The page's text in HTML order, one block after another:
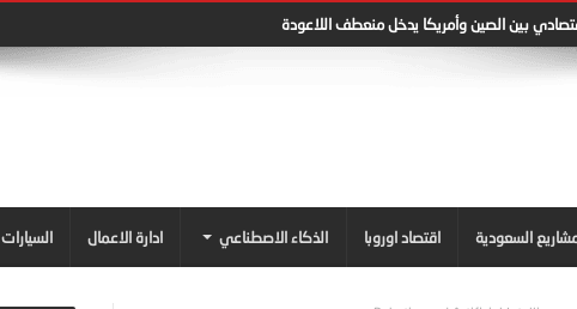
بين الصين وأمريكا يدخل منعطف اللاعودة
السعودية اقتصاد اوروبا الذكاء الاصطناعي ادارة الاعمال السيارات